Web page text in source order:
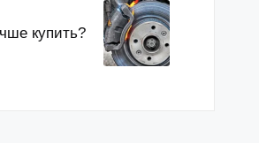
купить?